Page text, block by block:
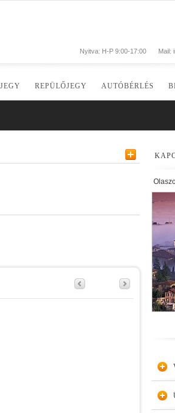
Mail:
Nyitva: H-P 9:00-17:00
REPÜLŐJEGY AUTÓBÉRLÉS